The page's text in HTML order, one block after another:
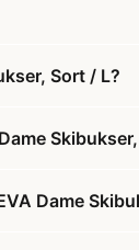
Sort / L?
Dame